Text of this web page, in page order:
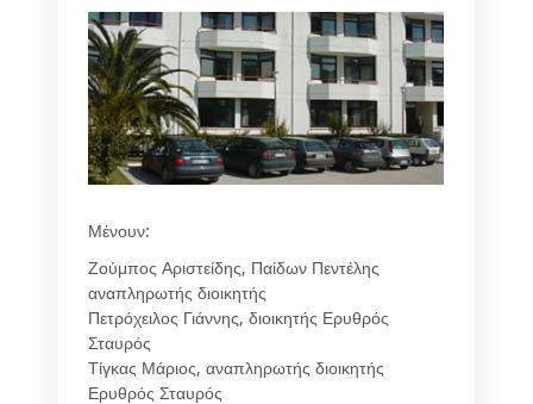
Μένουν:
Ζούμπος Αριστείδης, Παίδων Πεντέλης
αναπληρωτής διοικητής
Πετρόχειλος Γιάννης, διοικητής Ερυθρός
Σταυρός
Τίγκας Μάριος, αναπληρωτής διοικητής
Ερυθρός Σταυρός